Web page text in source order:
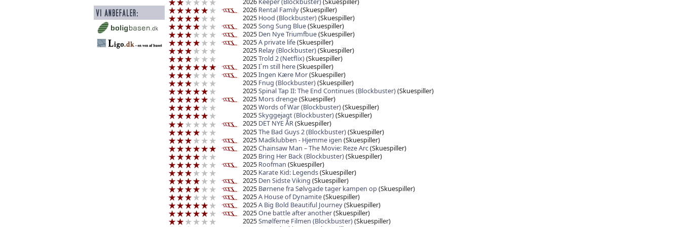
2026 Rental Family(Skuespiller)
2025 Hood (Blockbuster)(Skuespiller)
2025Song Sung Blue(Skuespiller)
2025 Den Nye Triumfbue(Skuespiller)
2025A private life(Skuespiller)
2025 Relay (Blockbuster)(Skuespiller)
2025Trold 2 (Netflix)(Skuespiller)
2025I`m still here(Skuespiller)
2025Ingen Kære Mor(Skuespiller)
2025 Fnug (Blockbuster)(Skuespiller)
2025Spinal Tap II: The End Continues (Blockbuster)(Skuespiller)
2025 Mors drenge(Skuespiller)
2025Words of War (Blockbuster)(Skuespiller)
2025Skyggejagt (Blockbuster)(Skuespiller)
2025 DET NYE ÅR(Skuespiller)
2025The Bad Guys 2 (Blockbuster)(Skuespiller)
2025 Madklubben - Hjemme igen (Skuespiller)
2025Chainsaw Man – The Movie: Reze Arc(Skuespiller)
2025 Bring Her Back (Blockbuster)(Skuespiller)
2025 Roofman (Skuespiller)
2025 Karate Kid: Legends(Skuespiller)
2025 Den Sidste Viking (Skuespiller)
2025 Børnene fra Sølvgade tager kampen op(Skuespiller)
2025A House of Dynamite(Skuespiller)
2025A Big Bold Beautiful Journey(Skuespiller)
2025One battle after another(Skuespiller)
2025Smølferne Filmen (Blockbuster)(Skuespiller)